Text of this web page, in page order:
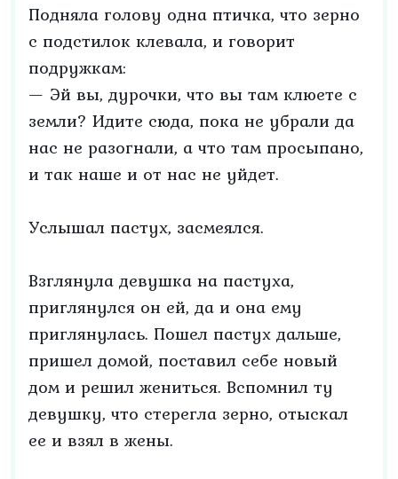
Подняла голову одна птичка, что зерно
с подстилок клевала, и говорит
подружкам:
— Эй вы, дурочки, что вы там клюете с
земли? Идите сюда, пока не убрали да
нас не разогнали, а что там просыпано,
и так наше и от нас не уйдет.
Услышал пастух, засмеялся.
Взглянула девушка на пастуха,
приглянулся он ей, да и она ему
приглянулась. Пошел пастух дальше,
пришел домой, поставил себе новый
дом и решил жениться. Вспомнил ту
девушку, что стерегла зерно, отыскал
ее и взял в жены.